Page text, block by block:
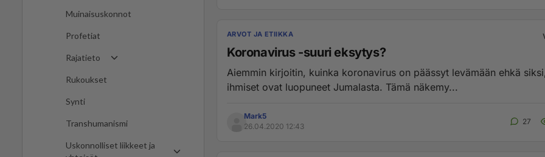
Muinaisuskonnot
Profetiat
Rajatieto
Rukoukset
Synti
Transhumanismi
Uskonnolliset liikkeet ja
ARVOT JA ETIIKKA
Koronavirus -suuri eksytys?
Aiemmin kirjoitin, kuinka koronavirus on päässyt levämään ehkä
ihmiset ovat luopuneet Jumalasta. Tämä näkemy...
Mark5
26.04.2020 12:43
27